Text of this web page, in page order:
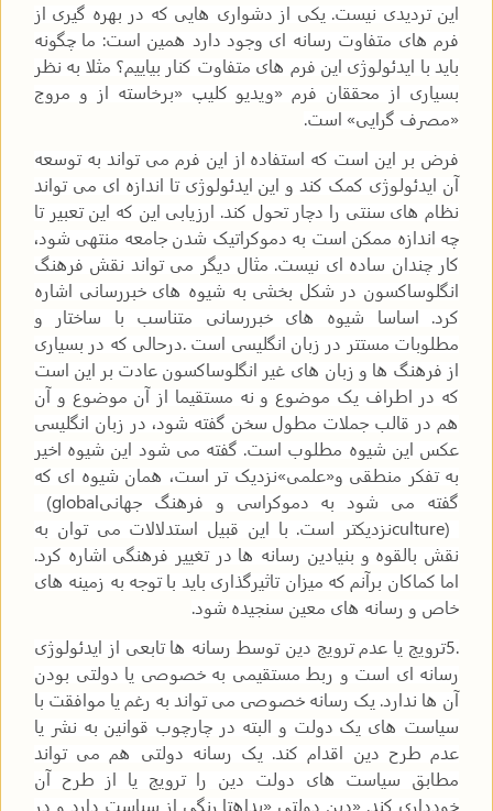
این تردیدی نیست. یکی از دشواری هایی که در بهره گیری از
فرم های متفاوت رسانه ای وجود دارد همین است: ما چگونه
باید با ایدئولوژی این فرم های متفاوت کنار بیاییم؟ مثلا به نظر
بسیاری از محققان فرم «ویدیو کلیپ »برخاسته از و مروج
«مصرف گرایی» است.
فرض بر این است که استفاده از این فرم می تواند به توسعه
آن ایدئولوژی کمک کند و این ایدئولوژی تا اندازه ای می تواند
نظام های سنتی را دچار تحول کند. ارزیابی این که این تعبیر تا
چه اندازه ممکن است به دموکراتیک شدن جامعه منتهی شود،
کار چندان ساده ای نیست. مثال دیگر می تواند نقش فرهنگ
انگلوساکسون در شکل بخشی به شیوه های خبررسانی اشاره
کرد. اساسا شیوه های خبررسانی متناسب با ساختار و
مطلوبات مستتر در زبان انگلیسی است .درحالی که در بسیاری
از فرهنگ ها و زبان های غیر انگلوساکسون عادت بر این است
که در اطراف یک موضوع و نه مستقیما از آن موضوع و آن
هم در قالب جملات مطول سخن گفته شود، در زبان انگلیسی
عکس این شیوه مطلوب است. گفته می شود این شیوه اخیر
به تفکر منطقی و«علمی»نزدیک تر است، همان شیوه ای که
گفته می شود به دموکراسی و فرهنگ جهانی(global
culture)نزدیکتر است. با این قبیل استدلالات می توان به
نقش بالقوه و بنیادین رسانه ها در تغییر فرهنگی اشاره کرد.
اما کماکان برآنم که میزان تاثیرگذاری باید با توجه به زمینه های
خاص و رسانه های معین سنجیده شود.
5.ترویج یا عدم ترویج دین توسط رسانه ها تابعی از ایدئولوژی
رسانه ای است و ربط مستقیمی به خصوصی یا دولتی بودن
آن ها ندارد. یک رسانه خصوصی می تواند به رغم یا موافقت با
سیاست های یک دولت و البته در چارچوب قوانین به نشر یا
عدم طرح دین اقدام کند. یک رسانه دولتی هم می تواند
مطابق سیاست های دولت دین را ترویج یا از طرح آن
خودداری کند. «دین دولتی »بداهتا رنگی از سیاست دارد و در